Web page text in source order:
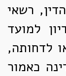
רשאי
למועד
לדחותה,
כאמור